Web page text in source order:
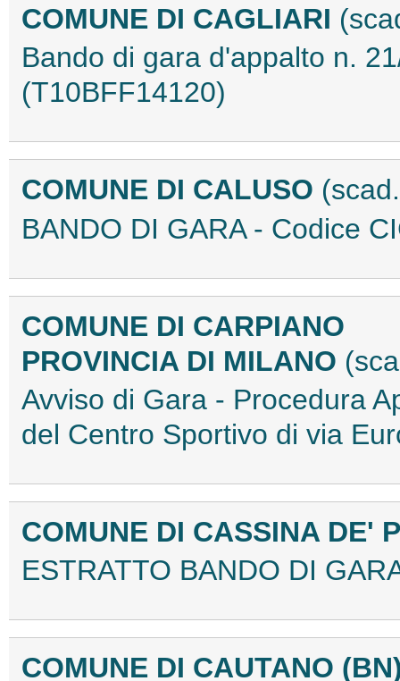
COMUNE DI CAGLIARI
Bando di gara d'appalto n.
(T10BFF14120)
COMUNE DI CALUSO
BANDO DI GARA - Codice
COMUNE DI CARPIANO
PROVINCIA DI MILANO
Avviso di Gara - Procedura
del Centro Sportivo di via
COMUNE DI CASSINA DE'
ESTRATTO BANDO DI
COMUNE DI CAUTANO